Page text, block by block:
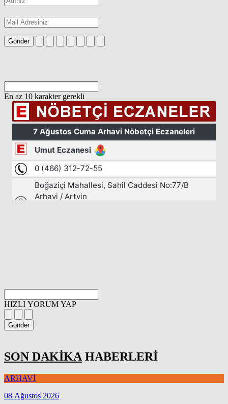
Gönder
En az 10 karakter gerekli
HIZLI YORUM YAP
Gönder
SON DAKİKA HABERLERİ
ARHAVİ
08 Ağustos 2026